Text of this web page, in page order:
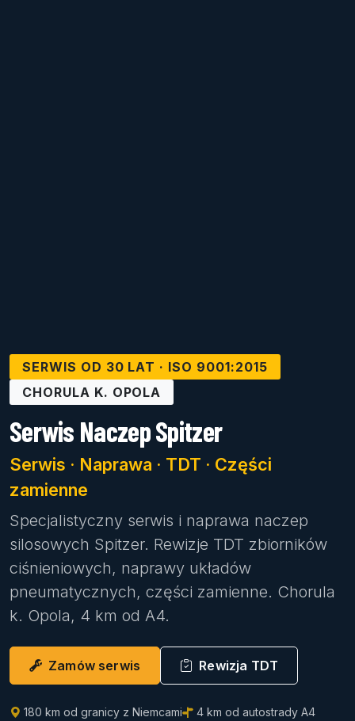
SERWIS OD 30 LAT · ISO 9001:2015
CHORULA K. OPOLA
Serwis Naczep Spitzer
Serwis · Naprawa · TDT · Części
zamienne
Specjalistyczny serwis i naprawa naczep
silosowych Spitzer. Rewizje TDT zbiorników
ciśnieniowych, naprawy układów
pneumatycznych, części zamienne. Chorula
k. Opola, 4 km od A4.
Zamów serwis Rewizja TDT
180 km od granicy z Niemcami 4 km od autostrady A4